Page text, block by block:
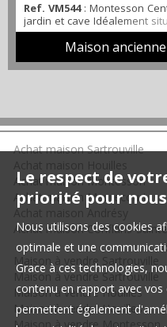
Ref. VM544: Montesson
jardin et cave Idéalement
cette charmante maison
commerces, écoles et
dans un environnement
D’une surface de 79 m²
Maison
Achat maison Sartrouville
Achat maison Montesson
Achat maison Maurecourt
Achat maison Andrésy
Achat maison Conflans-
Maison à vendre Sartrouville
Maison à vendre Sartrouville
Maison à vendre Houilles
Maison à vendre Houilles
Le respect de
priorité pour nous
Nous utilisons des cookies
optimale et une
Grace à ces technologies,
contenu en rapport avec
permettent également